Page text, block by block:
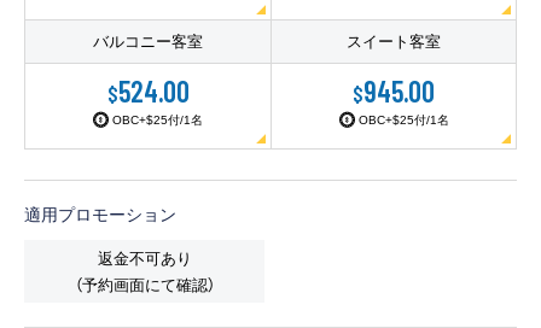
ご予約後の流れ お問い合わせ
れる理由
バルコニー客室
$524.00
OBC+$25付/1名
スイート客室
$945.00
OBC+$25付/1名
適用プロモーション
返金不可あり
（予約画面にて確認）